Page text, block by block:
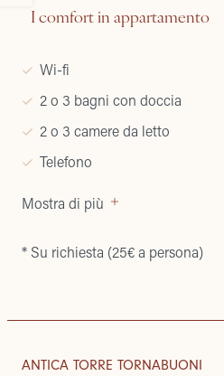
I comfort in appartamento
Wi-fi
2 o 3 bagni con doccia
2 o 3 camere da letto
Telefono
Mostra di più
* Su richiesta (25€ a persona)
ANTICA TORRE TORNABUONI